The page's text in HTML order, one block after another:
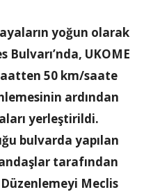
yoğun olarak
Bulvarı’nda, UKOME
50 km/saate
ardından
yerleştirildi.
bulvarda yapılan
tarafından
Meclis